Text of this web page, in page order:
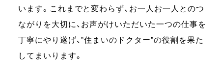
います。これまでと変わらず、お一人お一人とのつ
ながりを大切に、お声がけいただいた一つの仕事を
丁寧にやり遂げ、‟住まいのドクター”の役割を果た
してまいります。